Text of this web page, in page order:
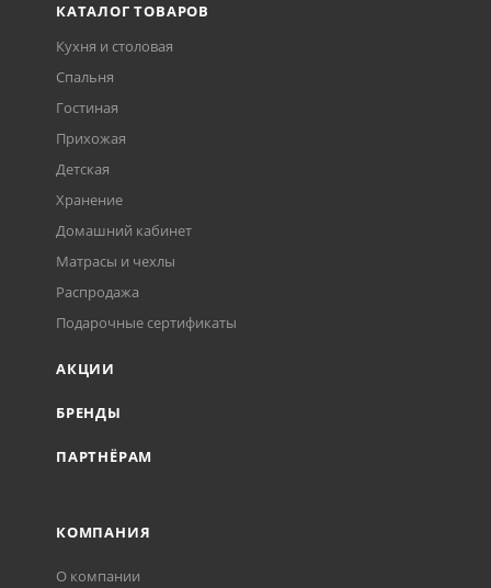
КАТАЛОГ ТОВАРОВ
Кухня и столовая
Спальня
Гостиная
Прихожая
Детская
Хранение
Домашний кабинет
Матрасы и чехлы
Распродажа
Подарочные сертификаты
АКЦИИ
БРЕНДЫ
ПАРТНЁРАМ
КОМПАНИЯ
О компании